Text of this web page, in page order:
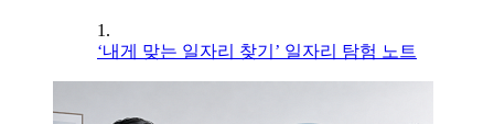
1.
‘내게 맞는 일자리 찾기’ 일자리 탐험 노트